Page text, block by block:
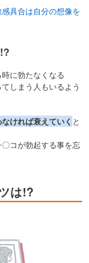
具合は自分の想像を
に勃たなくなる
しまう人もいるよう
ければ衰えていく と
コが勃起する事を忘
は!?